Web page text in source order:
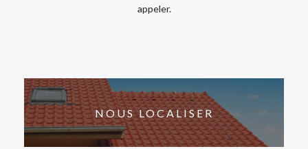
appeler.
NOUS LOCALISER